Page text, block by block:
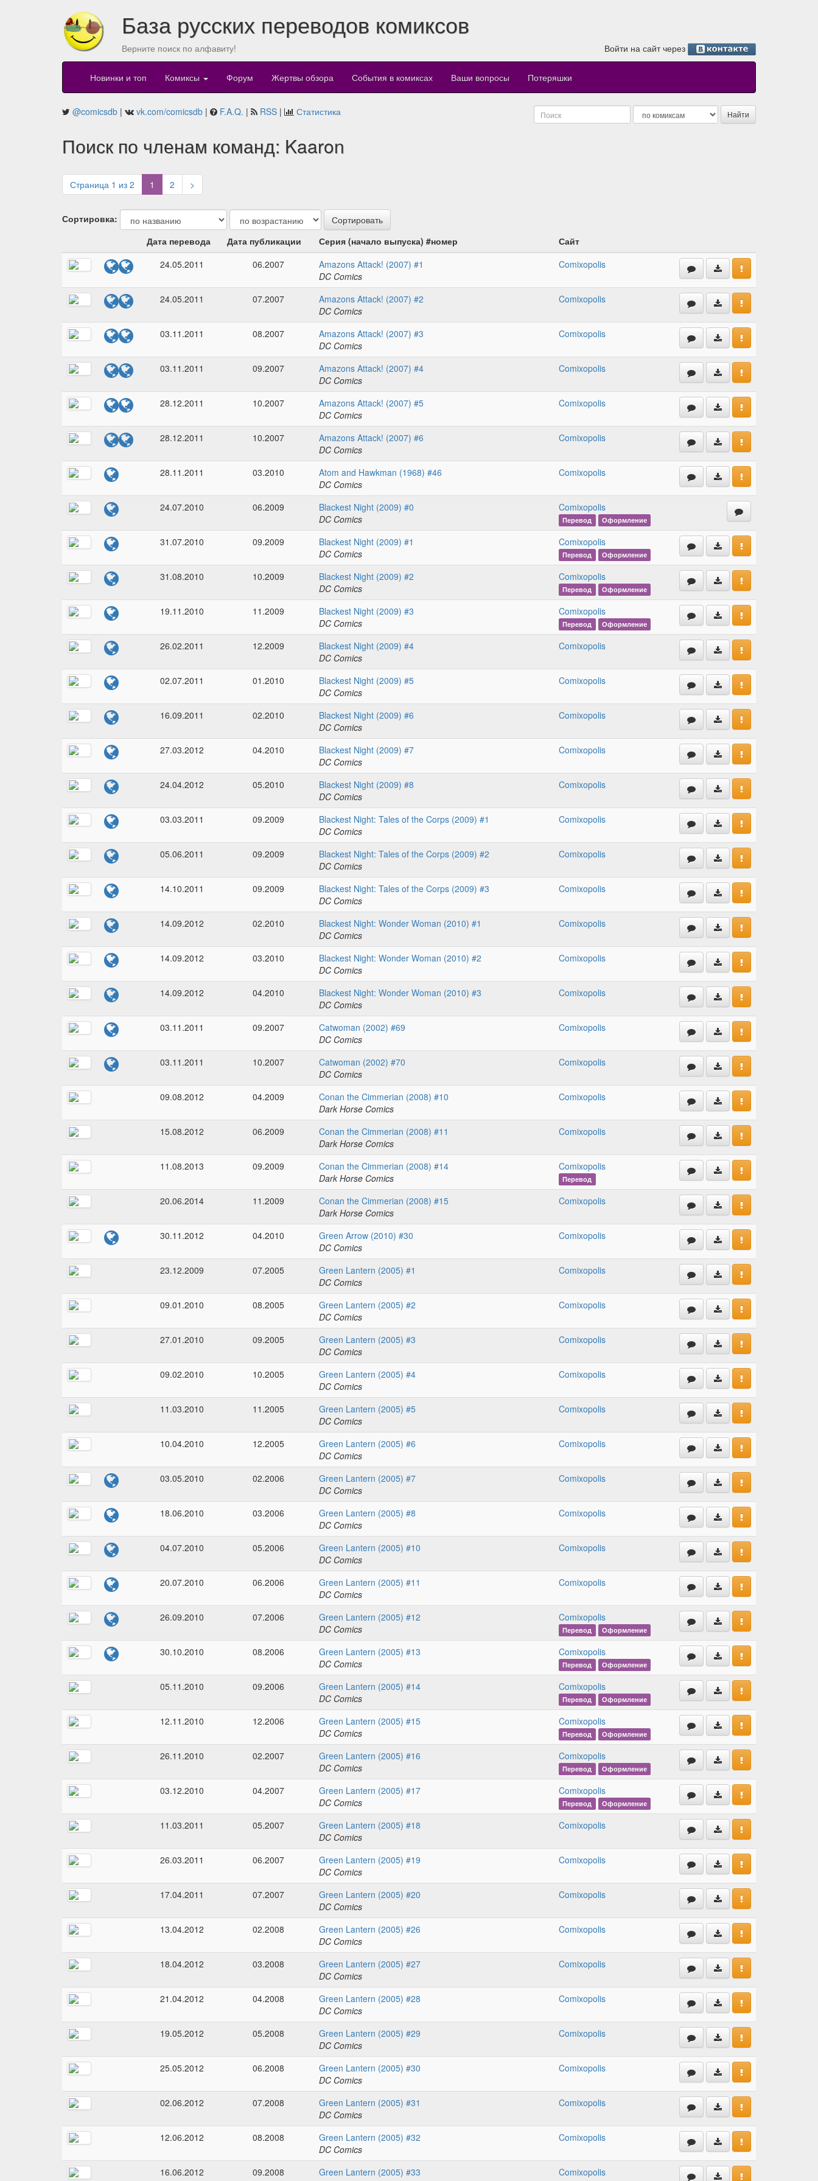
База русских переводов комиксов
Верните поиск по алфавиту! Войти на сайт через
Новинки и топ Комиксы Форум Жертвы обзора События в комиксах Ваши вопросы Потеряшки
@comicsdb | vk.com/comicsdb | F.A.Q. | RSS | Статистика
Поиск по членам команд: Kaaron
Страница 1 из 2 1 (current)
2 >
Сортировка:
Дата перевода
Дата публикации Серия (начало выпуска) #номер
Сайт
24.05.2011
06.2007
Amazons Attack! (2007) #1
DC Comics
Comixopolis
24.05.2011 07.2007
Amazons Attack! (2007) #2
DC Comics
Comixopolis
03.11.2011 08.2007
Amazons Attack! (2007) #3
DC Comics
Comixopolis
03.11.2011 09.2007
Amazons Attack! (2007) #4
DC Comics
Comixopolis
28.12.2011 10.2007
Amazons Attack! (2007) #5
DC Comics
Comixopolis
28.12.2011 10.2007
Amazons Attack! (2007) #6
DC Comics
Comixopolis
28.11.2011 03.2010
Atom and Hawkman (1968) #46
DC Comics
Comixopolis
24.07.2010 06.2009
Blackest Night (2009) #0
DC Comics
Comixopolis
Перевод Оформление
31.07.2010 09.2009
Blackest Night (2009) #1
DC Comics
Comixopolis
Перевод Оформление
31.08.2010 10.2009
Blackest Night (2009) #2
DC Comics
Comixopolis
Перевод Оформление
19.11.2010 11.2009
Blackest Night (2009) #3
DC Comics
Comixopolis
Перевод Оформление
26.02.2011 12.2009
Blackest Night (2009) #4
DC Comics
Comixopolis
02.07.2011 01.2010
Blackest Night (2009) #5
DC Comics
Comixopolis
16.09.2011 02.2010
Blackest Night (2009) #6
DC Comics
Comixopolis
27.03.2012 04.2010
Blackest Night (2009) #7
DC Comics
Comixopolis
24.04.2012 05.2010
Blackest Night (2009) #8
DC Comics
Comixopolis
03.03.2011 09.2009
Blackest Night: Tales of the Corps (2009) #1
DC Comics
Comixopolis
05.06.2011 09.2009
Blackest Night: Tales of the Corps (2009) #2
DC Comics
Comixopolis
14.10.2011 09.2009
Blackest Night: Tales of the Corps (2009) #3
DC Comics
Comixopolis
14.09.2012 02.2010
Blackest Night: Wonder Woman (2010) #1
DC Comics
Comixopolis
14.09.2012 03.2010
Blackest Night: Wonder Woman (2010) #2
DC Comics
Comixopolis
14.09.2012 04.2010
Blackest Night: Wonder Woman (2010) #3
DC Comics
Comixopolis
03.11.2011 09.2007
Catwoman (2002) #69
DC Comics
Comixopolis
03.11.2011 10.2007
Catwoman (2002) #70
DC Comics
Comixopolis
09.08.2012 04.2009
Conan the Cimmerian (2008) #10
Dark Horse Comics
Comixopolis
15.08.2012 06.2009
Conan the Cimmerian (2008) #11
Dark Horse Comics
Comixopolis
11.08.2013 09.2009
Conan the Cimmerian (2008) #14
Dark Horse Comics
Comixopolis
Перевод
20.06.2014 11.2009
Conan the Cimmerian (2008) #15
Dark Horse Comics
Comixopolis
30.11.2012 04.2010
Green Arrow (2010) #30
DC Comics
Comixopolis
23.12.2009 07.2005
Green Lantern (2005) #1
DC Comics
Comixopolis
09.01.2010 08.2005
Green Lantern (2005) #2
DC Comics
Comixopolis
27.01.2010 09.2005
Green Lantern (2005) #3
DC Comics
Comixopolis
09.02.2010 10.2005
Green Lantern (2005) #4
DC Comics
Comixopolis
11.03.2010 11.2005
Green Lantern (2005) #5
DC Comics
Comixopolis
10.04.2010 12.2005
Green Lantern (2005) #6
DC Comics
Comixopolis
03.05.2010 02.2006
Green Lantern (2005) #7
DC Comics
Comixopolis
18.06.2010 03.2006
Green Lantern (2005) #8
DC Comics
Comixopolis
04.07.2010 05.2006
Green Lantern (2005) #10
DC Comics
Comixopolis
20.07.2010 06.2006
Green Lantern (2005) #11
DC Comics
Comixopolis
26.09.2010 07.2006
Green Lantern (2005) #12
DC Comics
Comixopolis
Перевод Оформление
30.10.2010 08.2006
Green Lantern (2005) #13
DC Comics
Comixopolis
Перевод Оформление
05.11.2010 09.2006
Green Lantern (2005) #14
DC Comics
Comixopolis
Перевод Оформление
12.11.2010 12.2006
Green Lantern (2005) #15
DC Comics
Comixopolis
Перевод Оформление
26.11.2010 02.2007
Green Lantern (2005) #16
DC Comics
Comixopolis
Перевод Оформление
03.12.2010 04.2007
Green Lantern (2005) #17
DC Comics
Comixopolis
Перевод Оформление
11.03.2011 05.2007
Green Lantern (2005) #18
DC Comics
Comixopolis
26.03.2011 06.2007
Green Lantern (2005) #19
DC Comics
Comixopolis
17.04.2011 07.2007
Green Lantern (2005) #20
DC Comics
Comixopolis
13.04.2012 02.2008
Green Lantern (2005) #26
DC Comics
Comixopolis
18.04.2012 03.2008
Green Lantern (2005) #27
DC Comics
Comixopolis
21.04.2012 04.2008
Green Lantern (2005) #28
DC Comics
Comixopolis
19.05.2012 05.2008
Green Lantern (2005) #29
DC Comics
Comixopolis
25.05.2012 06.2008
Green Lantern (2005) #30
DC Comics
Comixopolis
02.06.2012 07.2008
Green Lantern (2005) #31
DC Comics
Comixopolis
12.06.2012 08.2008
Green Lantern (2005) #32
DC Comics
Comixopolis
16.06.2012 09.2008
Green Lantern (2005) #33
Comixopolis